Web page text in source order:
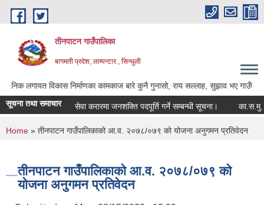
Skip to main content
तीनपाटन गाउँपालिका
बागमती प्रदेश, लाम्पन्टार , सिन्धुली
विकास निर्माणका कामकाज बारे कुनै गुनासो, राय सल्लाह, सुझाव भए
सूचना तथा समाचार सेवा करारमा जनशक्ति पदपूर्ति गर्ने सम्बन्धी सूचना। का.स.मु.
You are here
Home » तीनपाटन गाउँपालिकाको आ.व. २०७८/०७९ को योजना अनुगमन प्रतिवेदन
तीनपाटन गाउँपालिकाको आ.व. २०७८/०७९ को
योजना अनुगमन प्रतिवेदन